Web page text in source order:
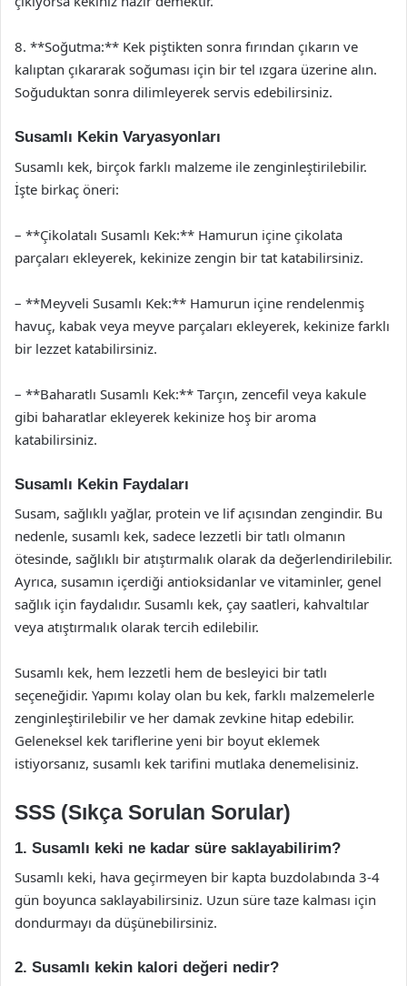
8. **Soğutma:** Kek piştikten sonra fırından çıkarın ve
kalıptan çıkararak soğuması için bir tel ızgara üzerine alın.
Soğuduktan sonra dilimleyerek servis edebilirsiniz.
Susamlı Kekin Varyasyonları
Susamlı kek, birçok farklı malzeme ile zenginleştirilebilir.
İşte birkaç öneri:
– **Çikolatalı Susamlı Kek:** Hamurun içine çikolata
parçaları ekleyerek, kekinize zengin bir tat katabilirsiniz.
– **Meyveli Susamlı Kek:** Hamurun içine rendelenmiş
havuç, kabak veya meyve parçaları ekleyerek, kekinize farklı
bir lezzet katabilirsiniz.
– **Baharatlı Susamlı Kek:** Tarçın, zencefil veya kakule
gibi baharatlar ekleyerek kekinize hoş bir aroma
katabilirsiniz.
Susamlı Kekin Faydaları
Susam, sağlıklı yağlar, protein ve lif açısından zengindir. Bu
nedenle, susamlı kek, sadece lezzetli bir tatlı olmanın
ötesinde, sağlıklı bir atıştırmalık olarak da değerlendirilebilir.
Ayrıca, susamın içerdiği antioksidanlar ve vitaminler, genel
sağlık için faydalıdır. Susamlı kek, çay saatleri, kahvaltılar
veya atıştırmalık olarak tercih edilebilir.
Susamlı kek, hem lezzetli hem de besleyici bir tatlı
seçeneğidir. Yapımı kolay olan bu kek, farklı malzemelerle
zenginleştirilebilir ve her damak zevkine hitap edebilir.
Geleneksel kek tariflerine yeni bir boyut eklemek
istiyorsanız, susamlı kek tarifini mutlaka denemelisiniz.
SSS (Sıkça Sorulan Sorular)
1. Susamlı keki ne kadar süre saklayabilirim?
Susamlı keki, hava geçirmeyen bir kapta buzdolabında 3-4
gün boyunca saklayabilirsiniz. Uzun süre taze kalması için
dondurmayı da düşünebilirsiniz.
2. Susamlı kekin kalori değeri nedir?